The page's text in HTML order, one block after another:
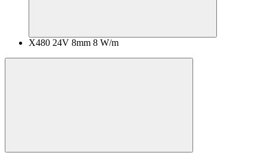
X480 24V 8mm 8 W/m